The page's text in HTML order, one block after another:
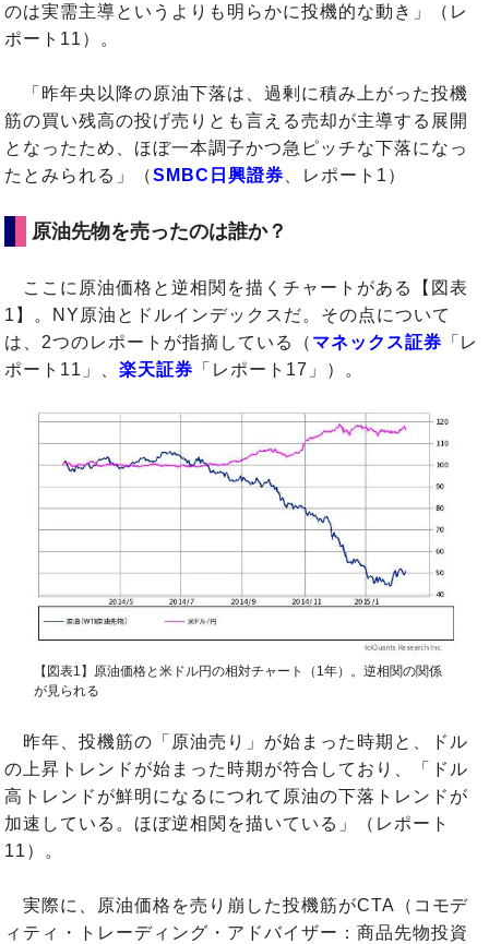
のは実需主導というよりも明らかに投機的な動き」（レ
ポート11）。
「昨年央以降の原油下落は、過剰に積み上がった投機
筋の買い残高の投げ売りとも言える売却が主導する展開
となったため、ほぼ一本調子かつ急ピッチな下落になっ
たとみられる」（SMBC日興證券 、レポート1）
原油先物を売ったのは誰か？
ここに原油価格と逆相関を描くチャートがある【図表
1】。NY原油とドルインデックスだ。その点について
は、2つのレポートが指摘している（ マネックス証券 「レ
ポート11」、楽天証券 「レポート17」）。
【図表1】原油価格と米ドル円の相対チャート（1年）。逆相関の関係
が見られる
昨年、投機筋の「原油売り」が始まった時期と、ドル
の上昇トレンドが始まった時期が符合しており、「ドル
高トレンドが鮮明になるにつれて原油の下落トレンドが
加速している。ほぼ逆相関を描いている」（レポート
11）。
実際に、原油価格を売り崩した投機筋がCTA（コモデ
ィティ・トレーディング・アドバイザー：商品先物投資